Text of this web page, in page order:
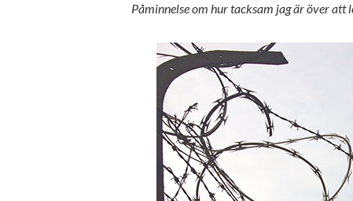
Påminnelse om hur tacksam jag är över att